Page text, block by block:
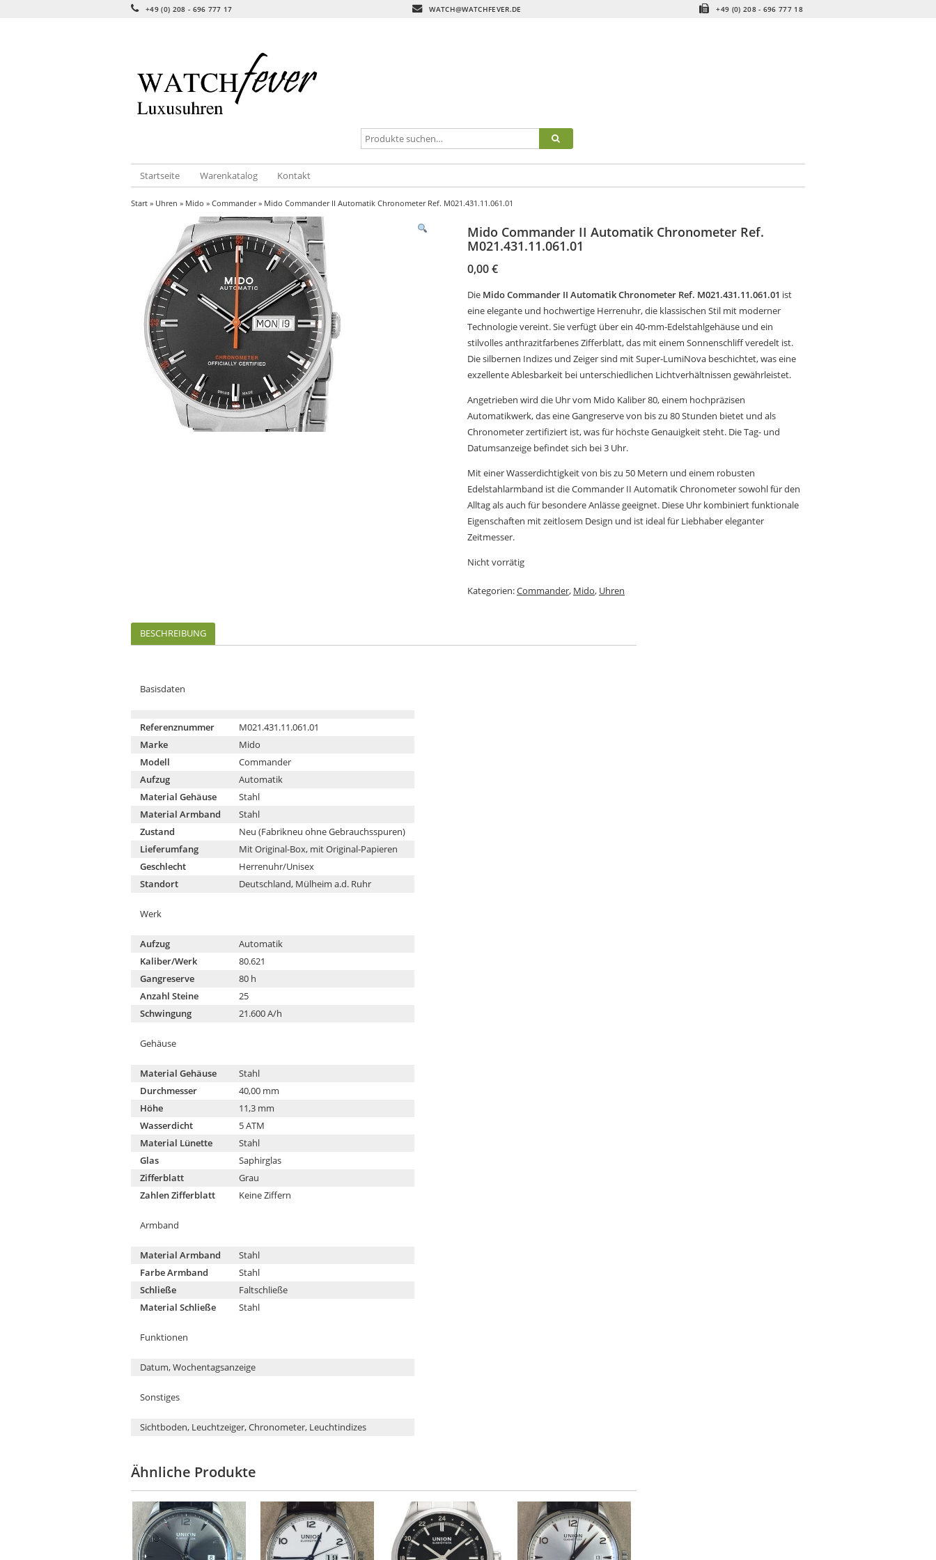
+49 (0) 208 - 696 777 17 WATCH@WATCHFEVER.DE +49 (0) 208 - 696 777 18
Startseite Warenkatalog Kontakt
Start » Uhren » Mido » Commander» Mido Commander II Automatik Chronometer Ref. M021.431.11.061.01
Mido Commander II Automatik Chronometer Ref.
M021.431.11.061.01
0,00€
Die Mido Commander II Automatik Chronometer Ref. M021.431.11.061.01 ist
eine elegante und hochwertige Herrenuhr, die klassischen Stil mit moderner
Technologie vereint. Sie verfügt über ein 40-mm-Edelstahlgehäuse und ein
stilvolles anthrazitfarbenes Zifferblatt, das mit einem Sonnenschliff veredelt ist.
Die silbernen Indizes und Zeiger sind mit Super-LumiNova beschichtet, was eine
exzellente Ablesbarkeit bei unterschiedlichen Lichtverhältnissen gewährleistet.
Angetrieben wird die Uhr vom Mido Kaliber 80, einem hochpräzisen
Automatikwerk, das eine Gangreserve von bis zu 80 Stunden bietet und als
Chronometer zertifiziert ist, was für höchste Genauigkeit steht. Die Tag- und
Datumsanzeige befindet sich bei 3 Uhr.
Mit einer Wasserdichtigkeit von bis zu 50 Metern und einem robusten
Edelstahlarmband ist die Commander II Automatik Chronometer sowohl für den
Alltag als auch für besondere Anlässe geeignet. Diese Uhr kombiniert funktionale
Eigenschaften mit zeitlosem Design und ist ideal für Liebhaber eleganter
Zeitmesser.
Nicht vorrätig
Kategorien:Commander, Mido, Uhren
BESCHREIBUNG
Basisdaten
Referenznummer
M021.431.11.061.01
Marke
Mido
Modell
Commander
Aufzug
Automatik
Material Gehäuse
Stahl
Material Armband
Stahl
Zustand
Neu (Fabrikneu ohne Gebrauchsspuren)
Lieferumfang
Mit Original-Box, mit Original-Papieren
Geschlecht
Herrenuhr/Unisex
Standort
Deutschland, Mülheim a.d. Ruhr
Werk
Aufzug
Automatik
Kaliber/Werk
80.621
Gangreserve
80 h
Anzahl Steine
25
Schwingung
21.600 A/h
Gehäuse
Material Gehäuse
Stahl
Durchmesser
40,00 mm
Höhe
11,3 mm
Wasserdicht
5 ATM
Material Lünette
Stahl
Glas
Saphirglas
Zifferblatt
Grau
Zahlen Zifferblatt
Keine Ziffern
Armband
Material Armband
Stahl
Farbe Armband
Stahl
Schließe
Faltschließe
Material Schließe
Stahl
Funktionen
Datum, Wochentagsanzeige
Sonstiges
Sichtboden, Leuchtzeiger, Chronometer, Leuchtindizes
Ähnliche Produkte